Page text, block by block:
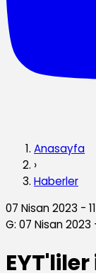
Anasayfa
›
Haberler
07 Nisan 2023 -
G: 07 Nisan 2023 -